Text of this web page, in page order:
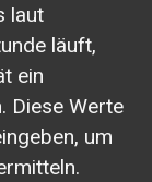
laut
läuft,
ein
Diese Werte
um